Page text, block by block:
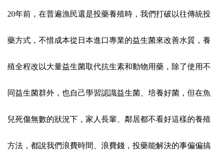
20年前，在普遍漁民還是投藥養殖時，我們打破以往傳統投
藥方式，不惜成本從日本進口專業的益生菌來改善水質，養
殖全程改以大量益生菌取代抗生素和動物用藥，除了使用不
同益生菌群外，也自己學習認識益生菌、培養好菌，但在魚
兒死傷無數的狀況下，家人長輩、鄰居都不看好這樣的養殖
方法，都說我們浪費時間、浪費錢，投藥能解決的事偏偏搞